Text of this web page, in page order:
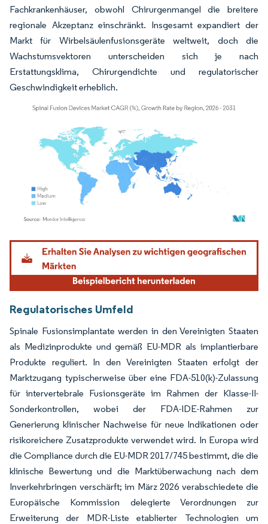
Fachkrankenhäuser, obwohl Chirurgenmangel die breitere
regionale Akzeptanz einschränkt. Insgesamt expandiert der
Markt für Wirbelsäulenfusionsgeräte weltweit, doch die
Wachstumsvektoren unterscheiden sich je nach
Erstattungsklima, Chirurgendichte und regulatorischer
Geschwindigkeit erheblich.
Bild © Mordor Intelligence. Wiederverwendung erfordert Namensnennung gemäß
Regulatorisches Umfeld
Spinale Fusionsimplantate werden in den Vereinigten Staaten
als Medizinprodukte und gemäß EU-MDR als implantierbare
Produkte reguliert. In den Vereinigten Staaten erfolgt der
Marktzugang typischerweise über eine FDA-510(k)-Zulassung
für intervertebrale Fusionsgeräte im Rahmen der Klasse-II-
Sonderkontrollen, wobei der FDA-IDE-Rahmen zur
Generierung klinischer Nachweise für neue Indikationen oder
risikoreichere Zusatzprodukte verwendet wird. In Europa wird
die Compliance durch die EU-MDR 2017/745 bestimmt, die die
klinische Bewertung und die Marktüberwachung nach dem
Inverkehrbringen verschärft; im März 2026 verabschiedete die
Europäische Kommission delegierte Verordnungen zur
Erweiterung der MDR-Liste etablierter Technologien um